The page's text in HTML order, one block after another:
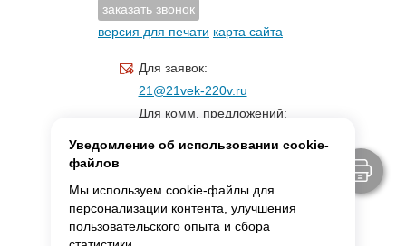
заказать звонок
версия для печати карта сайта
Для заявок:
21@21vek-220v.ru
Для комм. предложений:
Уведомление об использовании cookie-
файлов
Мы используем cookie-файлы для
персонализации контента, улучшения
пользовательского опыта и сбора